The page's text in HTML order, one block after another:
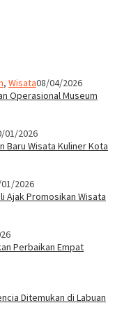
, Wisata08/04/2026
Operasional Museum
01/2026
Baru Wisata Kuliner Kota
2026
Ajak Promosikan Wisata
Perbaikan Empat
Ditemukan di Labuan